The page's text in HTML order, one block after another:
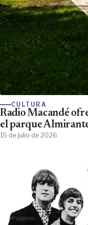
CULTURA
Radio Macandé
el parque
15 de julio de 2026